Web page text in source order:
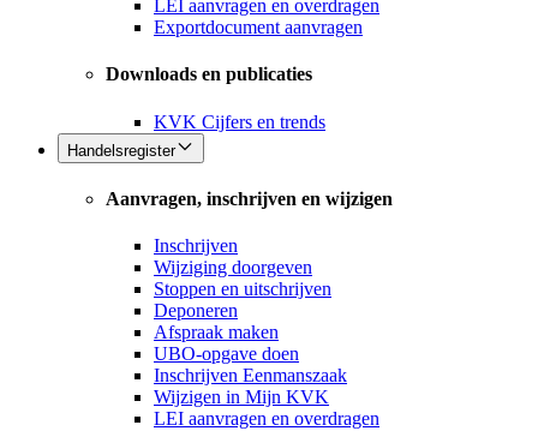
LEI aanvragen en overdragen
Exportdocument aanvragen
Downloads en publicaties
KVK Cijfers en trends
Handelsregister
Aanvragen, inschrijven en wijzigen
Inschrijven
Wijziging doorgeven
Stoppen en uitschrijven
Deponeren
Afspraak maken
UBO-opgave doen
Inschrijven Eenmanszaak
Wijzigen in Mijn KVK
LEI aanvragen en overdragen